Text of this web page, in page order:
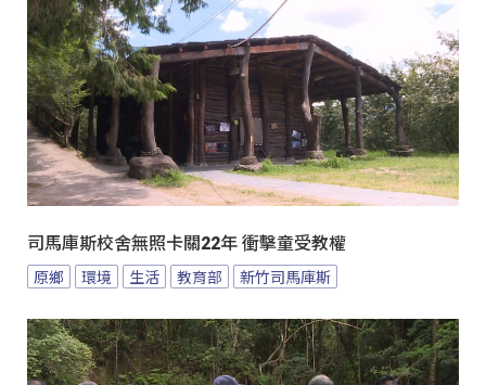
司馬庫斯校舍無照卡關22年 衝擊童受教權
原鄉 環境 生活 教育部 新竹司馬庫斯